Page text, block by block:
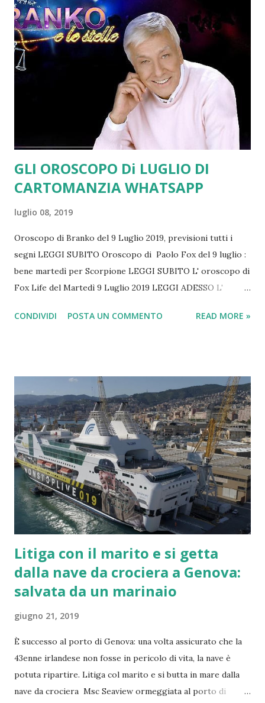
GLI OROSCOPO Di LUGLIO DI
CARTOMANZIA WHATSAPP
luglio 08, 2019
Oroscopo di Branko del 9 Luglio 2019, previsioni tutti i
segni LEGGI SUBITO Oroscopo di Paolo Fox del 9 luglio :
bene martedì per Scorpione LEGGI SUBITO L' oroscopo di
Fox Life del Martedì 9 Luglio 2019 LEGGI ADESSO L'
“Non consultarti con le tue paure , ma con le tue speranze
possibile fare .” CLICCA QUI ACCEDI ORA AL SERVIZIO
(V.M.18) “La speranza è l'ultima a morire, perché moriamo
prima noi.” NON PERDERE TEMPO CONSULTA I
TAROCCHI CLICCA QUI
CONDIVIDI POSTA UN COMMENTO READ MORE »
Litiga con il marito e si getta
dalla nave da crociera a Genova:
salvata da un marinaio
giugno 21, 2019
È successo al porto di Genova: una volta assicurato che la
43enne irlandese non fosse in pericolo di vita, la nave è
potuta ripartire. Litiga col marito e si butta in mare dalla
nave da crociera Msc Seaview ormeggiata al porto di